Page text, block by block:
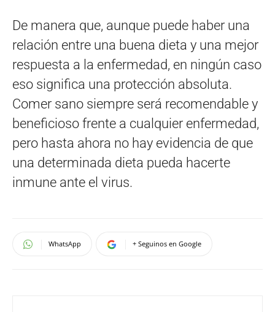
De manera que, aunque puede haber una
relación entre una buena dieta y una mejor
respuesta a la enfermedad, en ningún caso
eso significa una protección absoluta.
Comer sano siempre será recomendable y
beneficioso frente a cualquier enfermedad,
pero hasta ahora no hay evidencia de que
una determinada dieta pueda hacerte
inmune ante el virus.
WhatsApp + Seguinos en Google